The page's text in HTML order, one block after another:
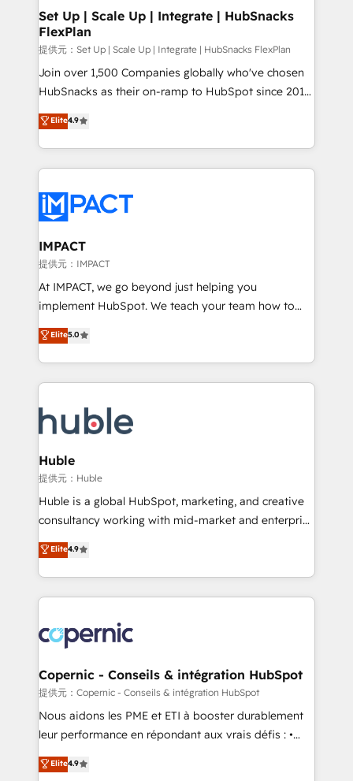
marketing, advertising, campaigns, content and
design We connect people, data and technology to
improve customer experiences. With our bright
people, exciting ideas and can-do mentality, we
ensure revenue growth on a daily basis. So tell us
team of 100+ experts is ready for you! Driving digital
growth | www.brightdigital.com
Set Up | Scale Up | Integrate | HubSnacks
FlexPlan
提供元：Set Up | Scale Up | Integrate | HubSnacks FlexPlan
Join over 1,500 Companies globally who've chosen
HubSnacks as their on-ramp to HubSpot since 2014
Simple pay-as-you-go plans that accelerate value...
1️⃣ Set Up | Onboarding New or Check-fixing existing
HubSpot portals 2️⃣ Scale Up | 100% HubSpot Task
Execution... Global 24/7 ... All Experts 3️⃣ Integrate |
Slash months from your API Integration project... ⬅️
Click "Contact Business" ⬅️ to access 150+ Kickstart
Integration templates that put HubSpot in the center
of your tech stack, syncing... 🛍️ Shopify or
WooCommerce 💲 Stripe or Paypal 💰 Sage or
Netsuite 🤖 Google or Microsoft ✍️ DocuSign or
the rare Advanced "Custom Integrations"
Accreditation, securely sync data across... 🔄 any
new HubSpot portal with Advanced Website and
CRM Migrations using our in-house "HubScrub" Tool.
Elite4.9
IMPACT
提供元：IMPACT
At IMPACT, we go beyond just helping you
implement HubSpot. We teach your team how to
master it. As the creators of the Endless Customers
System™ (the next evolution of They Ask, You
Answer), we’re the only HubSpot partner built
entirely around coaching and training. That means
skills, processes, and internal team you need to
attract the right buyers, close deals faster, and grow
without outside dependencies. You’ll learn how to: •
Set up, audit, and organize your HubSpot portal •
Get your sales team fully using HubSpot • Track
pipeline and revenue across the entire buyer journey
growth • Create content and videos that attract
buyers • Use AI to scale smarter Our coaching-led
lasts. So if you're ready to become the most trusted
voice in your market, let’s talk.
Elite5.0
Huble
提供元：Huble
Huble is a global HubSpot, marketing, and creative
consultancy working with mid-market and enterprise
businesses. We go beyond implementation, shaping
the strategy, processes, and teams that turn
HubSpot into a genuine growth engine. Named
HubSpot's Global Partner of the Year in 2024,
worldwide, and with over 15 years in the ecosystem,
Huble has built a track record that speaks for itself.
One company, one operating model, delivering
across offices and consulting teams in the UK, USA,
Canada, Germany, France, Belgium, Singapore, and
South Africa. Certified compliant with ISO/IEC
international offices and 175+ employees.
Elite4.9
Copernic - Conseils & intégration HubSpot
提供元：Copernic - Conseils & intégration HubSpot
Nous aidons les PME et ETI à booster durablement
leur performance en répondant aux vrais défis : •
Intégration de HubSpot avec d’autres outils (ERP,
téléphonie, etc.) • Alignement des équipes grâce à un
Elite4.9